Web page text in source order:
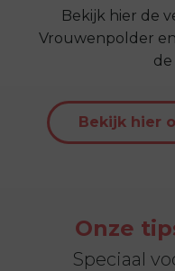
Bekijk hier de
Vrouwenpolder
Bekijk hier
Onze
Speciaal